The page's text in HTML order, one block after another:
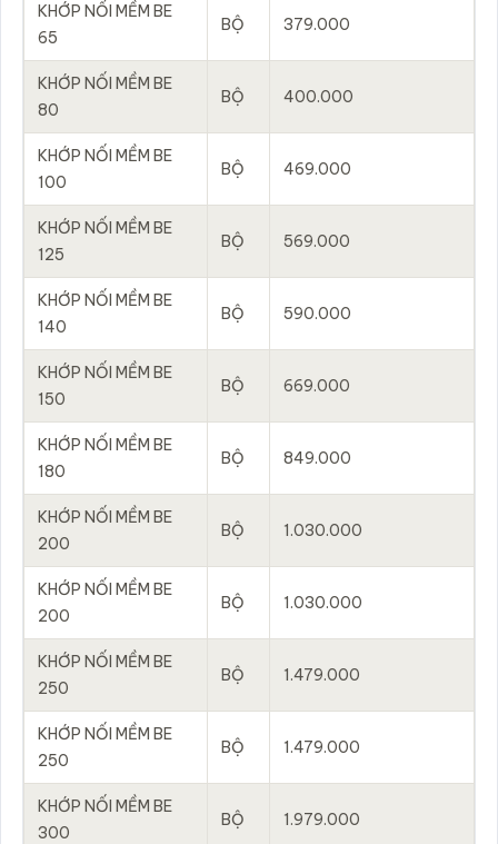
KHỚP NỐI MỀM BE
65
BỘ 379.000
KHỚP NỐI MỀM BE
80
BỘ 400.000
KHỚP NỐI MỀM BE
100
BỘ 469.000
KHỚP NỐI MỀM BE
125
BỘ 569.000
KHỚP NỐI MỀM BE
140
BỘ 590.000
KHỚP NỐI MỀM BE
150
BỘ 669.000
KHỚP NỐI MỀM BE
180
BỘ 849.000
KHỚP NỐI MỀM BE
200
BỘ 1.030.000
KHỚP NỐI MỀM BE
200
BỘ 1.030.000
KHỚP NỐI MỀM BE
250
BỘ 1.479.000
KHỚP NỐI MỀM BE
250
BỘ 1.479.000
KHỚP NỐI MỀM BE
300
BỘ 1.979.000